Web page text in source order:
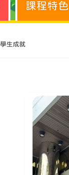
課程特色
學生成就